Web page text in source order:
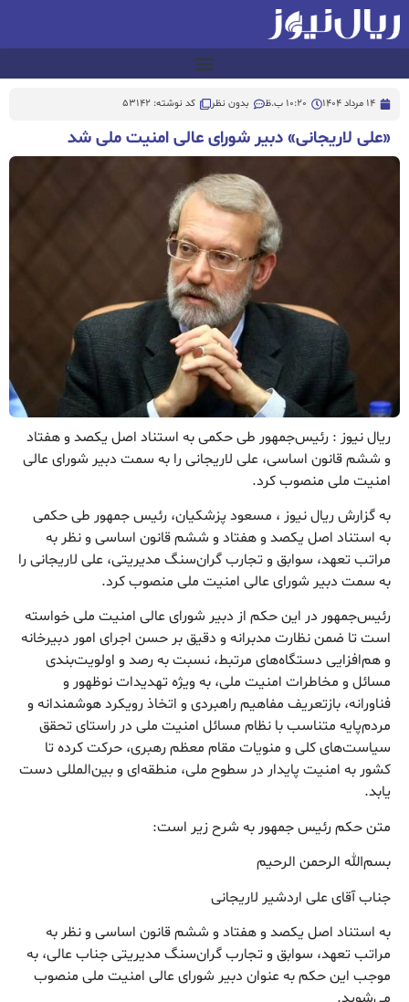
14 مرداد 1404 10:20 ب.ظ بدون نظر کد نوشته: 53142
«علی لاریجانی» دبیر شورای عالی امنیت ملی شد
ریال نیوز : رئیس‌جمهور طی حکمی به استناد اصل یکصد و هفتاد
و ششم قانون اساسی، علی لاریجانی را به سمت دبیر شورای عالی
امنیت ملی منصوب کرد.
به گزارش ریال نیوز ، مسعود پزشکیان، رئیس جمهور طی حکمی
به استناد اصل یکصد و هفتاد و ششم قانون اساسی و نظر به
مراتب تعهد، سوابق و تجارب گران‌سنگ مدیریتی، علی لاریجانی را
به سمت دبیر شورای عالی امنیت ملی منصوب کرد.
رئیس‌جمهور در این حکم از دبیر شورای عالی امنیت ملی خواسته
است تا ضمن نظارت مدبرانه و دقیق بر حسن اجرای امور دبیرخانه
و هم‌افزایی دستگاه‌های مرتبط، نسبت به رصد و اولویت‌بندی
مسائل و مخاطرات امنیت ملی، به ویژه تهدیدات نوظهور و
فناورانه، بازتعریف مفاهیم راهبردی و اتخاذ رویکرد هوشمندانه و
مردم‌پایه متناسب با نظام مسائل امنیت ملی در راستای تحقق
سیاست‌های کلی و منویات مقام معظم رهبری، حرکت کرده تا
کشور به امنیت پایدار در سطوح ملی، منطقه‌ای و بین‌المللی دست
یابد.
متن حکم رئیس جمهور به شرح زیر است:
بسم‌الله الرحمن الرحیم
جناب آقای علی اردشیر لاریجانی
به استناد اصل یکصد و هفتاد و ششم قانون اساسی و نظر به
مراتب تعهد، سوابق و تجارب گران‌سنگ مدیریتی جناب عالی، به
موجب این حکم به عنوان دبیر شورای عالی امنیت ملی منصوب